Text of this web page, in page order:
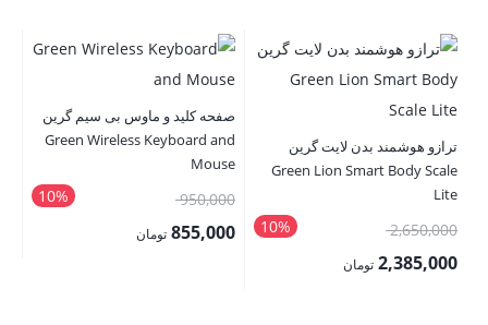
ترازو هوشمند بدن لایت گرین
Green Lion Smart Body Scale
Lite
10% 2,650,000قیمت
اصلی:2,385,000 تومان
صفحه کلید و ماوس بی سیم گرین
Green Wireless Keyboard and
Mouse
10% 950,000قیمت
اصلی:855,000 تومان